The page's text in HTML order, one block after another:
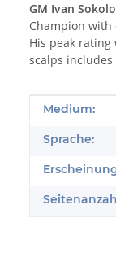
GM Ivan
Champion with
His peak rating
scalps includes
Wert
Medium:
Sprache: